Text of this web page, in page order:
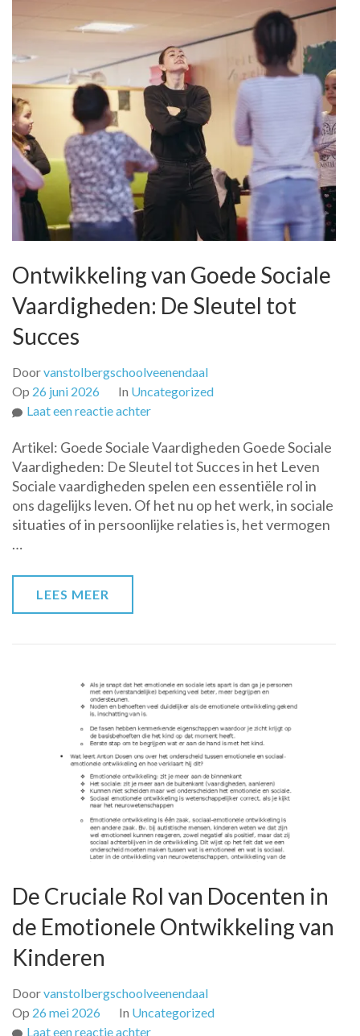
Ontwikkeling van Goede Sociale
Vaardigheden: De Sleutel tot
Succes
Doorvanstolbergschoolveenendaal
Op 26 juni 2026 In Uncategorized
Laat een reactie achterop
van
Goede
Sociale
Vaardigheden:
De
Artikel: Goede Sociale Vaardigheden Goede Sociale
Vaardigheden: De Sleutel tot Succes in het Leven
Sociale vaardigheden spelen een essentiële rol in
ons dagelijks leven. Of het nu op het werk, in sociale
situaties of in persoonlijke relaties is, het vermogen
…
LEES MEER
De Cruciale Rol van Docenten in
de Emotionele Ontwikkeling van
Kinderen
Doorvanstolbergschoolveenendaal
Op 26 mei 2026 In Uncategorized
Laat een reactie achterop